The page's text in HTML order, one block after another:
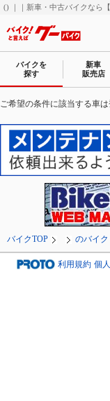
() ｜｜新車・中古バイクなら
バイクを
探す
新車
販売店
ご希望の条件に該当する車
バイクTOP のバイク
利用規約 個